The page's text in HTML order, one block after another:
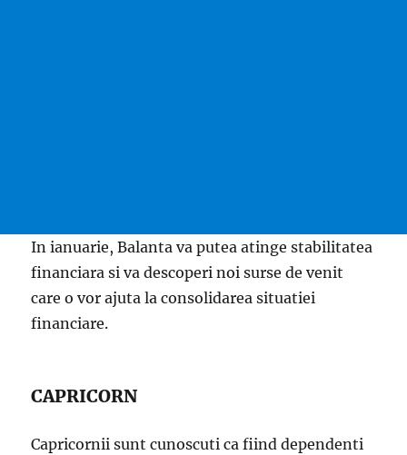
In ianuarie, Balanta va putea atinge stabilitatea
financiara si va descoperi noi surse de venit
care o vor ajuta la consolidarea situatiei
financiare.
CAPRICORN
Capricornii sunt cunoscuti ca fiind dependenti